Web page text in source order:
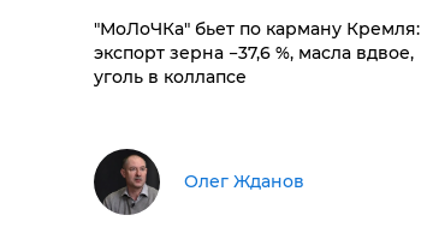
​"МоЛоЧКа" бьет по карману Кремля:
экспорт зерна −37,6 %, масла вдвое,
уголь в коллапсе
Олег Жданов